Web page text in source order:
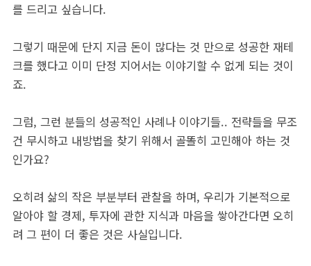
를 드리고 싶습니다.
그렇기 때문에 단지 지금 돈이 많다는 것 만으로 성공한 재테
크를 했다고 이미 단정 지어서는 이야기할 수 없게 되는 것이
죠.
그럼, 그런 분들의 성공적인 사례나 이야기들.. 전략들을 무조
건 무시하고 내방법을 찾기 위해서 골똘히 고민해아 하는 것
인가요?
오히려 삶의 작은 부분부터 관찰을 하며, 우리가 기본적으로
알아야 할 경제, 투자에 관한 지식과 마음을 쌓아간다면 오히
려 그 편이 더 좋은 것은 사실입니다.